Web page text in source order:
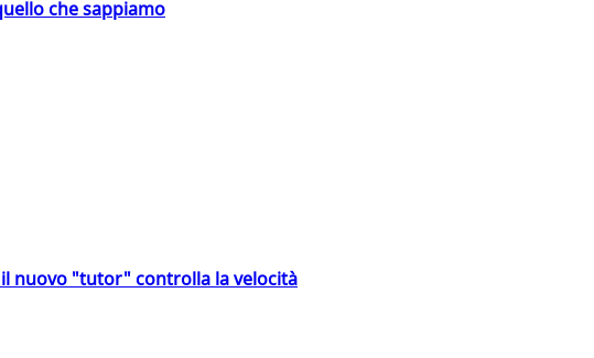
che sappiamo
nuovo "tutor" controlla la velocità